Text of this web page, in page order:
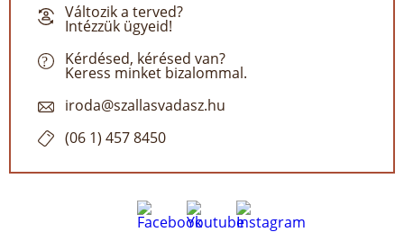
Változik a terved?
Intézzük ügyeid!
Kérdésed, kérésed van?
Keress minket bizalommal.
iroda@szallasvadasz.hu
(06 1) 457 8450